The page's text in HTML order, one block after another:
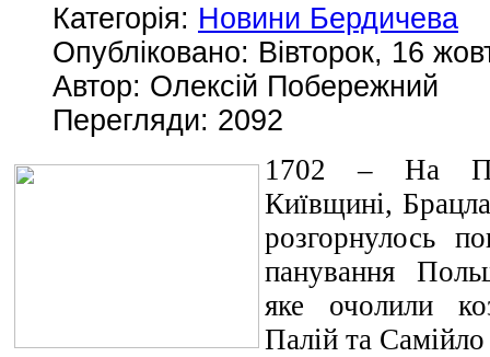
Категорія: Новини Бердичева
Опубліковано: Вівторок, 16
Автор: Олексій Побережний
Перегляди: 2092
1702 – На
Київщині,
розгорнулось
панування
яке очолили
Палій та